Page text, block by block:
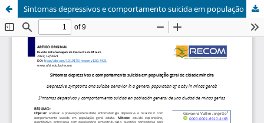
Sintomas depressivos e comportamento suicida em população geral de cidade mineira